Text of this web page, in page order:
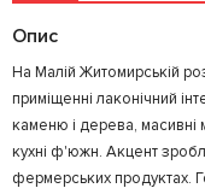
Опис
На Малій Житомирській
приміщенні лаконічний
каменю і дерева, масивні
кухні ф'южн. Акцент
фермерських продуктах.